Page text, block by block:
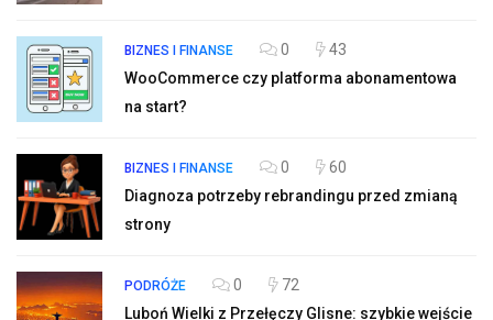
BIZNES I FINANSE 0
43
WooCommerce czy platforma abonamentowa
na start?
BIZNES I FINANSE 0
60
Diagnoza potrzeby rebrandingu przed zmianą
strony
PODRÓŻE 0
72
Luboń Wielki z Przełęczy Glisne: szybkie wejście